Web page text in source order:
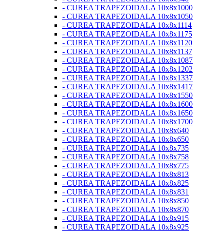
- CUREA TRAPEZOIDALA 10x8x1000
- CUREA TRAPEZOIDALA 10x8x1050
- CUREA TRAPEZOIDALA 10x8x1114
- CUREA TRAPEZOIDALA 10x8x1175
- CUREA TRAPEZOIDALA 10x8x1120
- CUREA TRAPEZOIDALA 10x8x1137
- CUREA TRAPEZOIDALA 10x8x1087
- CUREA TRAPEZOIDALA 10x8x1202
- CUREA TRAPEZOIDALA 10x8x1337
- CUREA TRAPEZOIDALA 10x8x1417
- CUREA TRAPEZOIDALA 10x8x1550
- CUREA TRAPEZOIDALA 10x8x1600
- CUREA TRAPEZOIDALA 10x8x1650
- CUREA TRAPEZOIDALA 10x8x1700
- CUREA TRAPEZOIDALA 10x8x640
- CUREA TRAPEZOIDALA 10x8x650
- CUREA TRAPEZOIDALA 10x8x735
- CUREA TRAPEZOIDALA 10x8x758
- CUREA TRAPEZOIDALA 10x8x775
- CUREA TRAPEZOIDALA 10x8x813
- CUREA TRAPEZOIDALA 10x8x825
- CUREA TRAPEZOIDALA 10x8x831
- CUREA TRAPEZOIDALA 10x8x850
- CUREA TRAPEZOIDALA 10x8x870
- CUREA TRAPEZOIDALA 10x8x915
- CUREA TRAPEZOIDALA 10x8x925